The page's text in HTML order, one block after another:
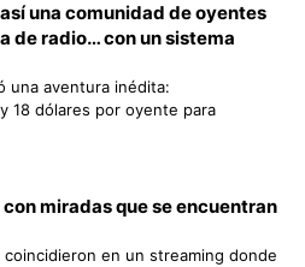
una comunidad de oyentes
de radio… con un sistema
una aventura inédita:
18 dólares por oyente para
miradas que se encuentran
en un streaming donde